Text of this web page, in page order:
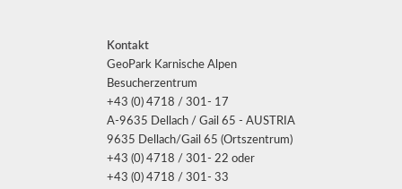
Kontakt
GeoPark Karnische Alpen
Besucherzentrum
+43 (0) 4718 / 301- 17
A-9635 Dellach / Gail 65 - AUSTRIA
9635 Dellach/Gail 65 (Ortszentrum)
+43 (0) 4718 / 301- 22 oder
+43 (0) 4718 / 301- 33